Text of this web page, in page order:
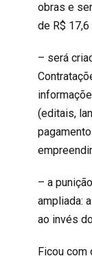
obras e
de R$
– será
(editais,
– a
ampliada:
ao invés
Ficou com